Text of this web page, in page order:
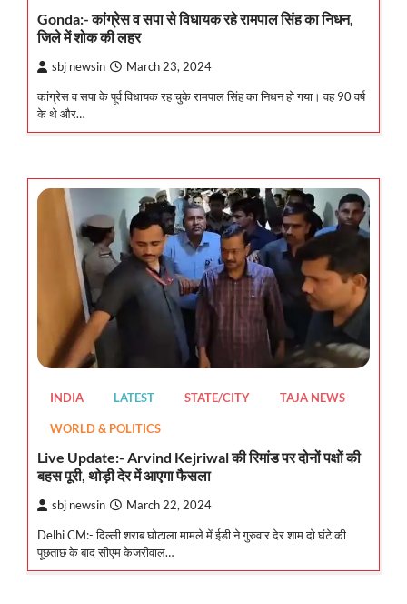
Gonda:- कांग्रेस व सपा से विधायक रहे रामपाल सिंह का निधन,
जिले में शोक की लहर
sbj newsin March 23, 2024
कांग्रेस व सपा के पूर्व विधायक रह चुके रामपाल सिंह का निधन हो गया। वह 90 वर्ष
के थे और…
INDIA LATEST STATE/CITY TAJA NEWS
WORLD & POLITICS
Live Update:- Arvind Kejriwal की रिमांड पर दोनों पक्षों की
बहस पूरी, थोड़ी देर में आएगा फैसला
sbj newsin March 22, 2024
Delhi CM:- दिल्ली शराब घोटाला मामले में ईडी ने गुरुवार देर शाम दो घंटे की
पूछताछ के बाद सीएम केजरीवाल…